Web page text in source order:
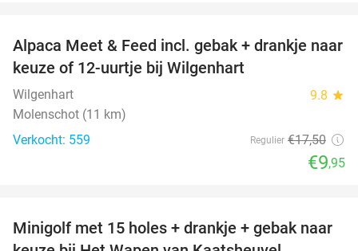
43%
Alpaca Meet & Feed incl. gebak + drankje naar
keuze of 12-uurtje bij Wilgenhart
Wilgenhart 9.8 star
Molenschot (11 km)
Verkocht: 559
Regulier €17,50
€9,95
41%
Minigolf met 15 holes + drankje + gebak naar